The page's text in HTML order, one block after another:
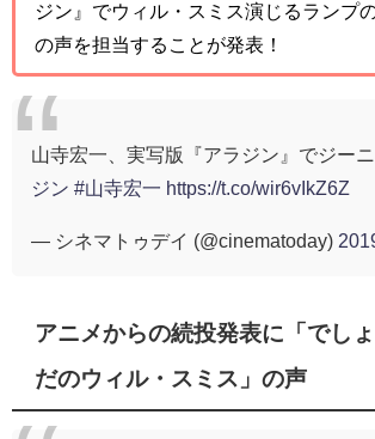
ジン』でウィル・スミス演じるランプ
の声を担当することが発表！
山寺宏一、実写版『アラジン』でジー
ジン #山寺宏一 https://t.co/wir6vIkZ6Z
— シネマトゥデイ (@cinematoday)
アニメからの続投発表に「でし
だのウィル・スミス」の声